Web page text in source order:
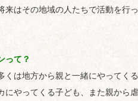
来はその地域の人たちで活動を行
って？
は地方から親と一緒にやってく
にやってくる子ども、また親から